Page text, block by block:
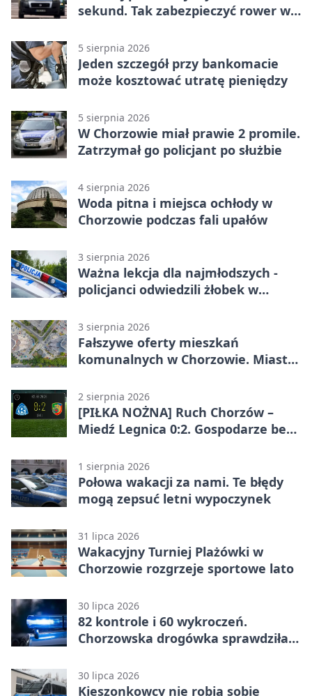
sekund. Tak zabezpieczyć rower w
5 sierpnia 2026
Jeden szczegół przy bankomacie
może kosztować utratę pieniędzy
5 sierpnia 2026
W Chorzowie miał prawie 2 promile.
Zatrzymał go policjant po służbie
4 sierpnia 2026
Woda pitna i miejsca ochłody w
Chorzowie podczas fali upałów
3 sierpnia 2026
Ważna lekcja dla najmłodszych -
policjanci odwiedzili żłobek w
3 sierpnia 2026
Fałszywe oferty mieszkań
komunalnych w Chorzowie. Miasto
2 sierpnia 2026
[PIŁKA NOŻNA] Ruch Chorzów –
Miedź Legnica 0:2. Gospodarze bez
1 sierpnia 2026
Połowa wakacji za nami. Te błędy
mogą zepsuć letni wypoczynek
31 lipca 2026
Wakacyjny Turniej Plażówki w
Chorzowie rozgrzeje sportowe lato
30 lipca 2026
82 kontrole i 60 wykroczeń.
Chorzowska drogówka sprawdziła
30 lipca 2026
Kieszonkowcy nie robią sobie